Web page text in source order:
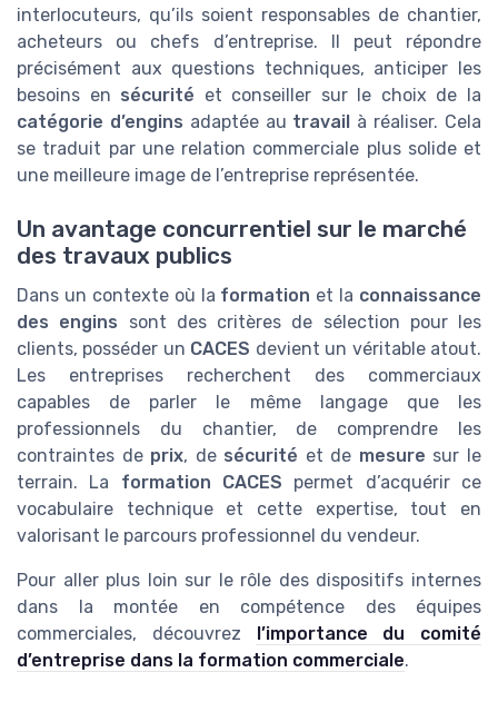
interlocuteurs, qu’ils soient responsables de chantier,
acheteurs ou chefs d’entreprise. Il peut répondre
précisément aux questions techniques, anticiper les
besoins en sécurité et conseiller sur le choix de la
catégorie d’engins adaptée au travail à réaliser. Cela
se traduit par une relation commerciale plus solide et
une meilleure image de l’entreprise représentée.
Un avantage concurrentiel sur le marché
des travaux publics
Dans un contexte où la formation et la connaissance
des engins sont des critères de sélection pour les
clients, posséder un CACES devient un véritable atout.
Les entreprises recherchent des commerciaux
capables de parler le même langage que les
professionnels du chantier, de comprendre les
contraintes de prix, de sécurité et de mesure sur le
terrain. La formation CACES permet d’acquérir ce
vocabulaire technique et cette expertise, tout en
valorisant le parcours professionnel du vendeur.
Pour aller plus loin sur le rôle des dispositifs internes
dans la montée en compétence des équipes
commerciales, découvrez l’importance du comité
d’entreprise dans la formation commerciale.